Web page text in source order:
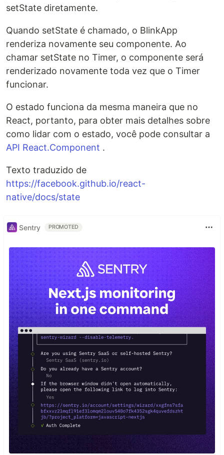
setState diretamente.
Quando setState é chamado, o BlinkApp
renderiza novamente seu componente. Ao
chamar setState no Timer, o componente será
renderizado novamente toda vez que o Timer
funcionar.
O estado funciona da mesma maneira que no
React, portanto, para obter mais detalhes sobre
como lidar com o estado, você pode consultar a
API React.Component .
Texto traduzido de
https://facebook.github.io/react-
native/docs/state
Sentry PROMOTED